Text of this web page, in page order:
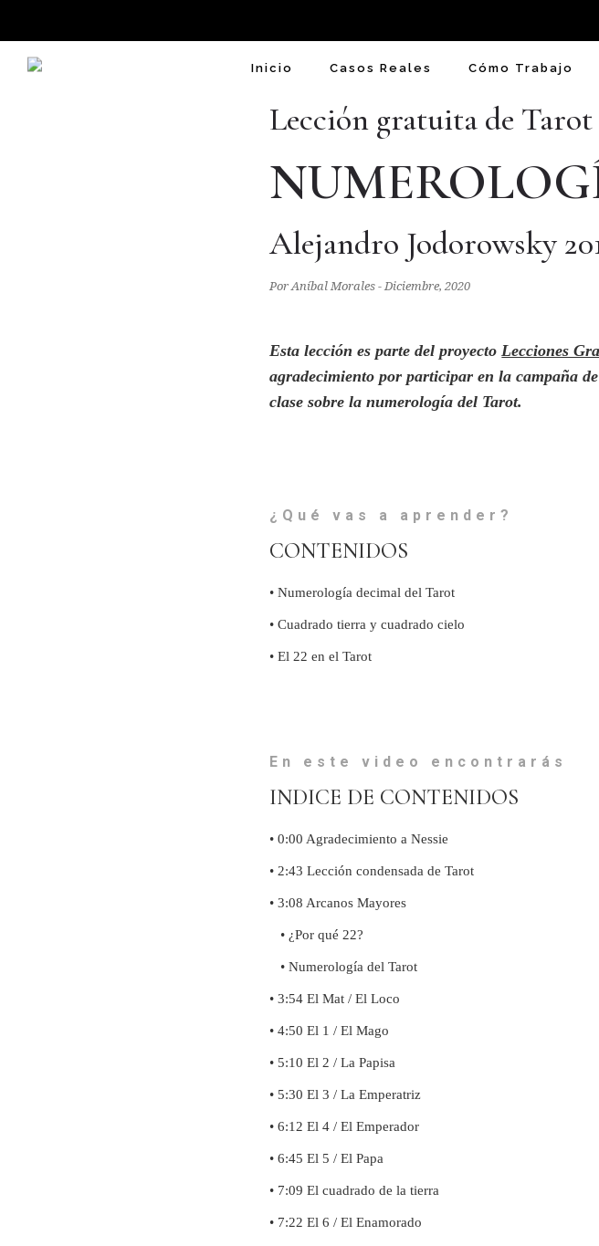
Inicio Casos Reales Cómo Trabajo
Lección gratuita de Tarot
Alejandro Jodorowsky
Por Aníbal Morales - Diciembre, 2020
Esta lección es parte del proyecto Lecciones
agradecimiento por participar en la campaña
clase sobre la numerología del Tarot.
¿Qué vas a aprender?
CONTENIDOS
• Numerología decimal del Tarot
• Cuadrado tierra y cuadrado cielo
• El 22 en el Tarot
En este video encontrarás
INDICE DE CONTENIDOS
• 0:00 Agradecimiento a Nessie
• 2:43 Lección condensada de Tarot
• 3:08 Arcanos Mayores
• ¿Por qué 22?
• Numerología del Tarot
• 3:54 El Mat / El Loco
• 4:50 El 1 / El Mago
• 5:10 El 2 / La Papisa
• 5:30 El 3 / La Emperatriz
• 6:12 El 4 / El Emperador
• 6:45 El 5 / El Papa
• 7:09 El cuadrado de la tierra
• 7:22 El 6 / El Enamorado